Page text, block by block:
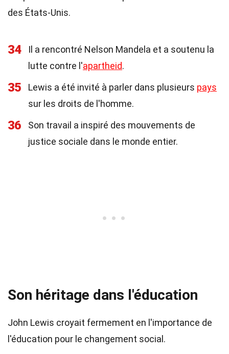
des États-Unis.
34
Il a rencontré Nelson Mandela et a soutenu la
lutte contre l'apartheid.
35 Lewis a été invité à parler dans plusieurs pays
sur les droits de l'homme.
36
Son travail a inspiré des mouvements de
justice sociale dans le monde entier.
Son héritage dans l'éducation
John Lewis croyait fermement en l'importance de
l'éducation pour le changement social.